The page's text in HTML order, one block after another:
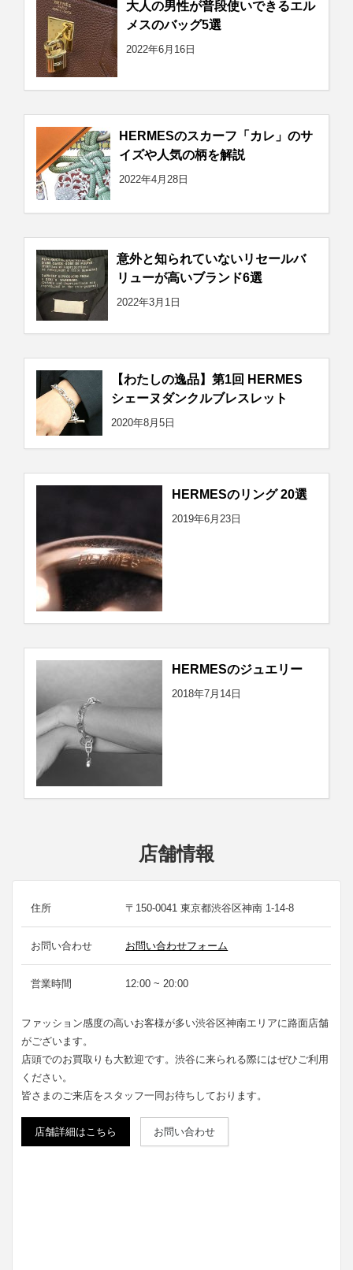
大人の男性が普段使いできるエル
メスのバッグ5選
2022年6月16日
HERMESのスカーフ「カレ」のサ
イズや人気の柄を解説
2022年4月28日
意外と知られていないリセールバ
リューが高いブランド6選
2022年3月1日
【わたしの逸品】第1回 HERMES
シェーヌダンクルブレスレット
2020年8月5日
HERMESのリング 20選
2019年6月23日
HERMESのジュエリー
2018年7月14日
店舗情報
住所 〒150-0041 東京都渋谷区神南 1-14-8
お問い合わせ お問い合わせフォーム
営業時間 12:00 ~ 20:00
ファッション感度の高いお客様が多い渋谷区神南エリアに路面店舗
がございます。
店頭でのお買取りも大歓迎です。渋谷に来られる際にはぜひご利用
ください。
皆さまのご来店をスタッフ一同お待ちしております。
店舗詳細はこちら お問い合わせ